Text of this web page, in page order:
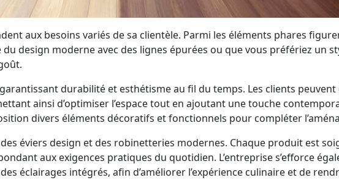
aux besoins variés de sa clientèle. Parmi les éléments phares
design moderne avec des lignes épurées ou que vous préfériez un
durabilité et esthétisme au fil du temps. Les clients
ainsi d’optimiser l’espace tout en ajoutant une touche
divers éléments décoratifs et fonctionnels pour compléter
éviers design et des robinetteries modernes. Chaque produit est
aux exigences pratiques du quotidien. L’entreprise s’efforce
éclairages intégrés, afin d’améliorer l’expérience culinaire et de